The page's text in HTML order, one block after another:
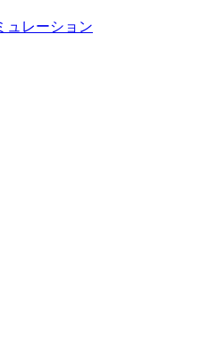
ュレーション